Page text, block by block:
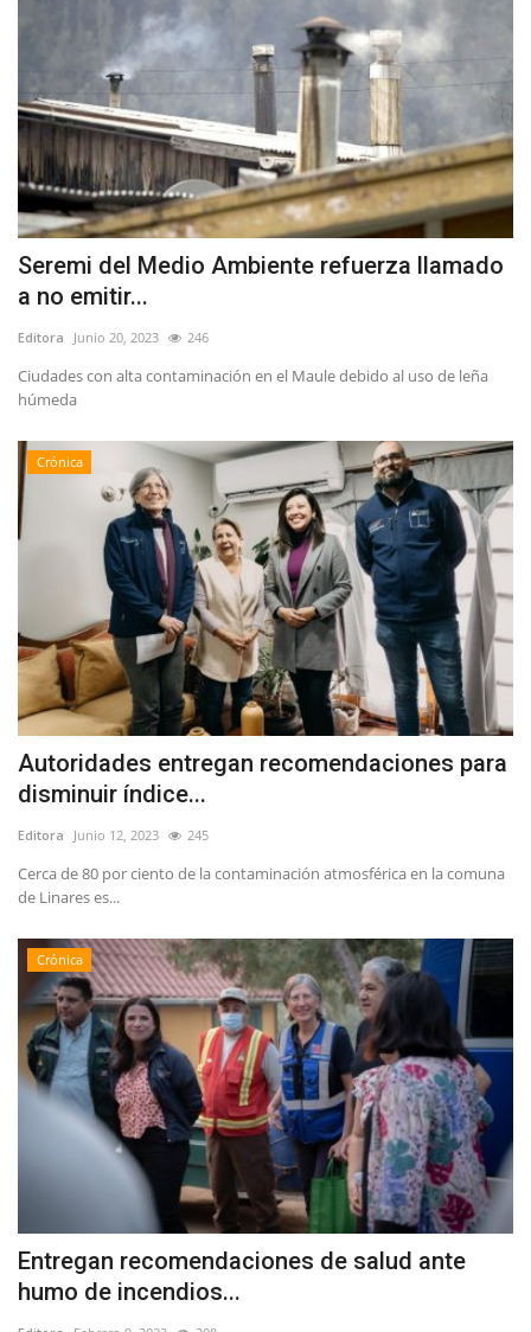
Seremi del Medio Ambiente refuerza llamado
a no emitir...
Editora Junio 20, 2023 246
Ciudades con alta contaminación en el Maule debido al uso de leña
húmeda
Crónica
Autoridades entregan recomendaciones para
disminuir índice...
Editora Junio 12, 2023 245
Cerca de 80 por ciento de la contaminación atmosférica en la comuna
de Linares es...
Crónica
Entregan recomendaciones de salud ante
humo de incendios...